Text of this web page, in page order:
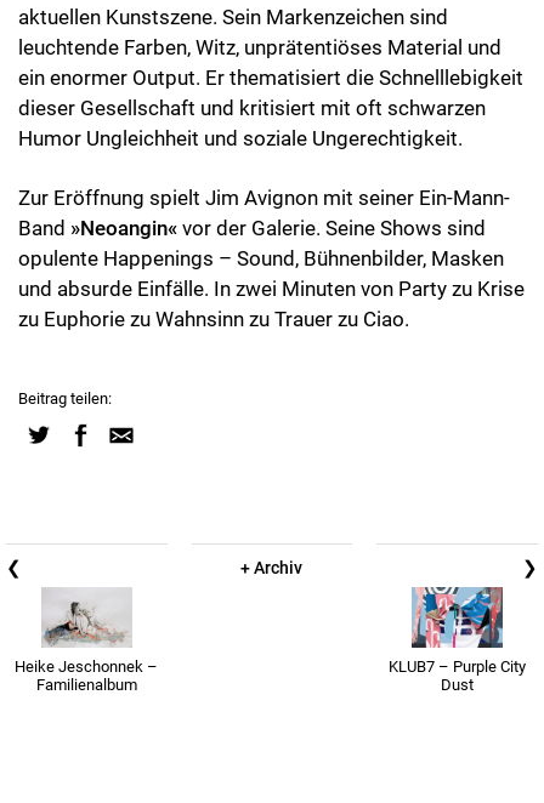
aktuellen Kunstszene. Sein Markenzeichen sind
leuchtende Farben, Witz, unprätentiöses Material und
ein enormer Output. Er thematisiert die Schnelllebigkeit
dieser Gesellschaft und kritisiert mit oft schwarzen
Humor Ungleichheit und soziale Ungerechtigkeit.
Zur Eröffnung spielt Jim Avignon mit seiner Ein-Mann-
Band »Neoangin« vor der Galerie. Seine Shows sind
opulente Happenings – Sound, Bühnenbilder, Masken
und absurde Einfälle. In zwei Minuten von Party zu Krise
zu Euphorie zu Wahnsinn zu Trauer zu Ciao.
Beitrag teilen:
❮
Heike Jeschonnek –
Familienalbum
+ Archiv ❯
KLUB7 – Purple City
Dust